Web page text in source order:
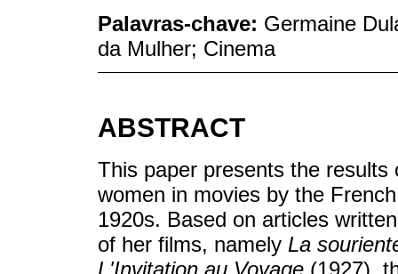
Palavras-chave: Germaine
da Mulher; Cinema
ABSTRACT
This paper presents the
women in movies by the
1920s. Based on articles
of her films, namely La